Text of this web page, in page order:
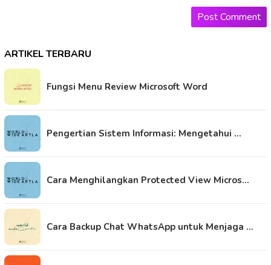
ARTIKEL TERBARU
Fungsi Menu Review Microsoft Word
Pengertian Sistem Informasi: Mengetahui …
Cara Menghilangkan Protected View Micros…
Cara Backup Chat WhatsApp untuk Menjaga …